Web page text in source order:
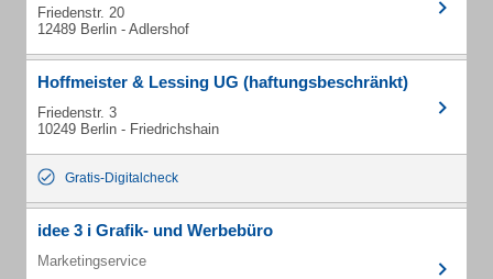
Friedenstr. 20
12489 Berlin - Adlershof
Hoffmeister & Lessing UG (haftungsbeschränkt)
Friedenstr. 3
10249 Berlin - Friedrichshain
Gratis-Digitalcheck
idee 3 i Grafik- und Werbebüro
Marketingservice